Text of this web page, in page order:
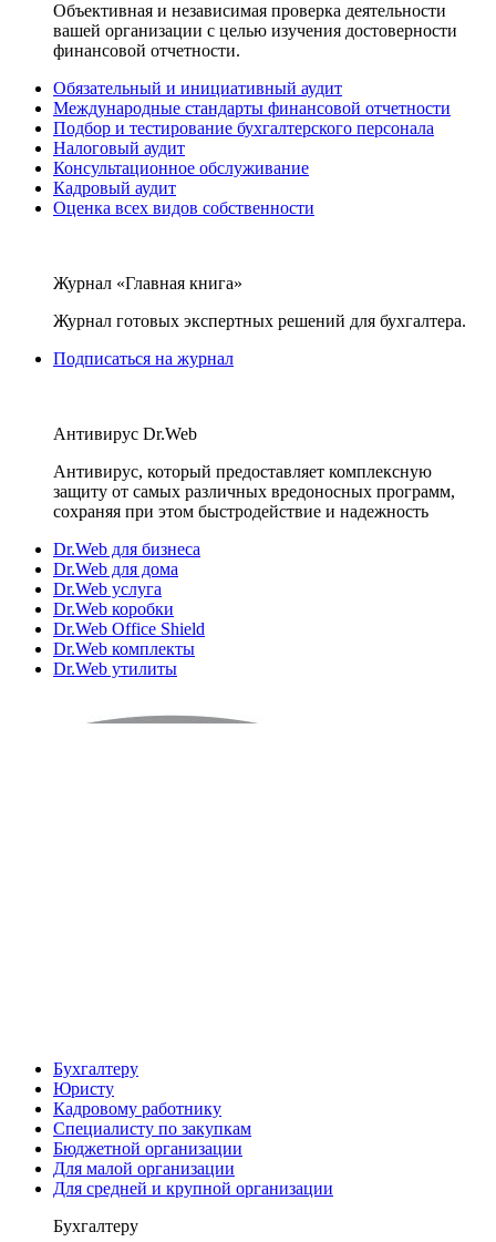
Объективная и независимая проверка деятельности
вашей организации с целью изучения достоверности
финансовой отчетности.
Обязательный и инициативный аудит
Международные стандарты финансовой отчетности
Подбор и тестирование бухгалтерского персонала
Налоговый аудит
Консультационное обслуживание
Кадровый аудит
Оценка всех видов собственности
Журнал «Главная книга»
Журнал готовых экспертных решений для бухгалтера.
Подписаться на журнал
Антивирус Dr.Web
Антивирус, который предоставляет комплексную
защиту от самых различных вредоносных программ,
сохраняя при этом быстродействие и надежность
Dr.Web для бизнеса
Dr.Web для дома
Dr.Web услуга
Dr.Web коробки
Dr.Web Office Shield
Dr.Web комплекты
Dr.Web утилиты
Бухгалтеру
Юристу
Кадровому работнику
Специалисту по закупкам
Бюджетной организации
Для малой организации
Для средней и крупной организации
Бухгалтеру